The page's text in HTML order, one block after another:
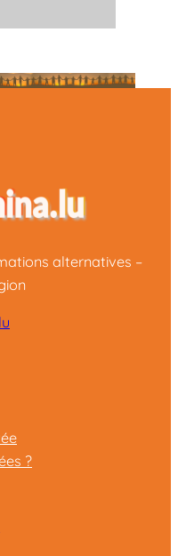
alternatives –
?